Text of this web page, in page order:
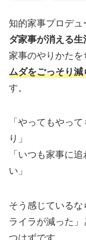
知的家事プロデ
ダ家事が消える生
家事のやりかた
ムダをごっそり減
す。
「やってもやっ
り」
「いつも家事に
い」
そう感じている
ライラが減った
つはずです。